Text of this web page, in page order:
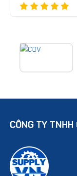
CÔNG TY TNHH